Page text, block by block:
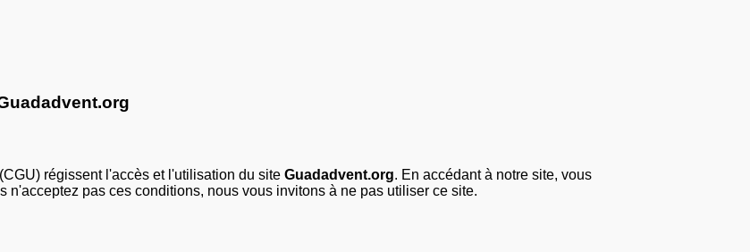
régissent l'accès et l'utilisation du siteGuadadvent.org. En accédant à notre site, vous
n'acceptez pas ces conditions, nous vous invitons à ne pas utiliser ce site.